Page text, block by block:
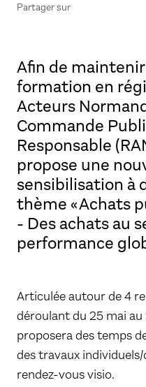
Partager sur
Afin de
formation en
Acteurs
Commande
Responsable
propose une
sensibilisation à
thème « Achats
- Des achats au
performance
​Articulée autour de 4
déroulant du 25 mai
proposera des temps
des travaux
rendez-vous visio.